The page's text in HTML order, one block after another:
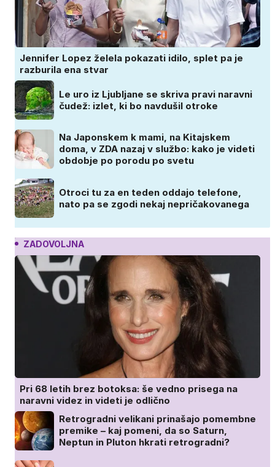
Jennifer Lopez želela pokazati idilo, splet pa je
razburila ena stvar
Le uro iz Ljubljane se skriva pravi naravni
čudež: izlet, ki bo navdušil otroke
Na Japonskem k mami, na Kitajskem
doma, v ZDA nazaj v službo: kako je videti
obdobje po porodu po svetu
Otroci tu za en teden oddajo telefone,
nato pa se zgodi nekaj nepričakovanega
ZADOVOLJNA
Pri 68 letih brez botoksa: še vedno prisega na
naravni videz in videti je odlično
Retrogradni velikani prinašajo pomembne
premike – kaj pomeni, da so Saturn,
Neptun in Pluton hkrati retrogradni?